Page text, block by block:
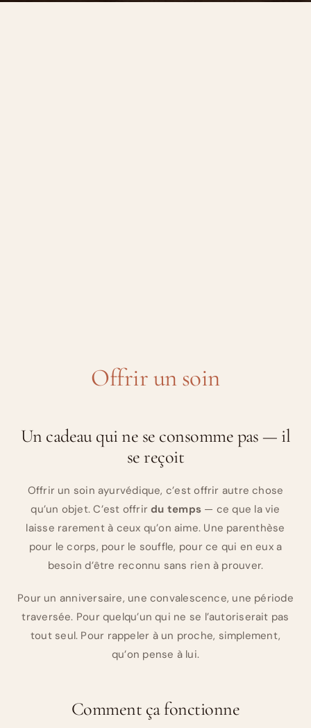
Offrir un soin
Un cadeau qui ne se consomme pas — il
se reçoit
Offrir un soin ayurvédique, c’est offrir autre chose
qu’un objet. C’est offrirdu temps — ce que la vie
laisse rarement à ceux qu’on aime. Une parenthèse
pour le corps, pour le souffle, pour ce qui en eux a
besoin d’être reconnu sans rien à prouver.
Pour un anniversaire, une convalescence, une période
traversée. Pour quelqu’un qui ne se l’autoriserait pas
tout seul. Pour rappeler à un proche, simplement,
qu’on pense à lui.
Comment ça fonctionne